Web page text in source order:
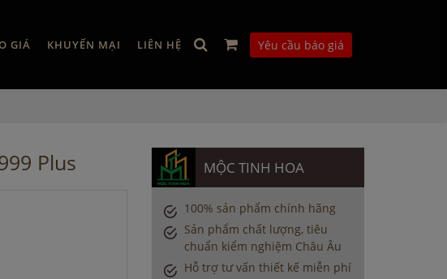
GIÁ KHUYẾN MẠI LIÊN HỆ Yêu cầu báo giá
Plus MỘC TINH HOA
100% sản phẩm chính hãng
Sản phẩm chất lượng, tiêu
chuẩn kiểm nghiệm Châu Âu
Hỗ trợ tư vấn thiết kế miễn phí